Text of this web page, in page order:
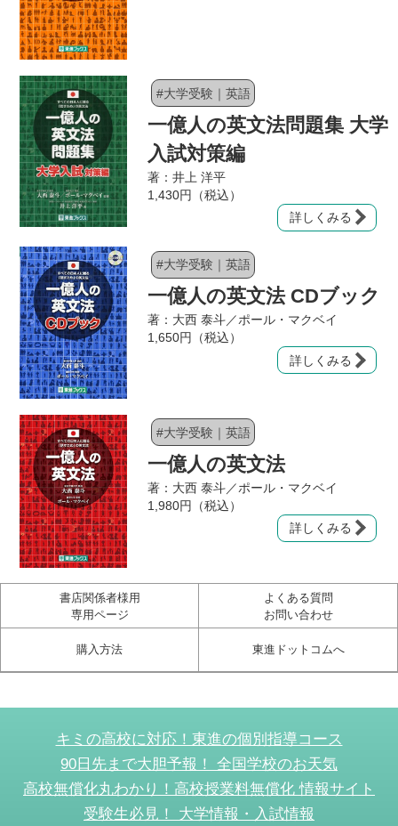
#大学受験｜英語
一億人の英文法問題集 大学
入試対策編
著：井上 洋平
1,430円（税込）
詳しくみる
#大学受験｜英語
一億人の英文法 CDブック
著：大西 泰斗／ポール・マクベイ
1,650円（税込）
詳しくみる
#大学受験｜英語
一億人の英文法
著：大西 泰斗／ポール・マクベイ
1,980円（税込）
詳しくみる
書店関係者様用
専用ページ
よくある質問
お問い合わせ
購入方法 東進ドットコムへ
キミの高校に対応！東進の個別指導コース
90日先まで大胆予報！ 全国学校のお天気
高校無償化丸わかり！高校授業料無償化 情報サイト
受験生必見！ 大学情報・入試情報